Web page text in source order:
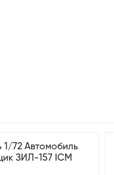
72 Автомобиль
ЗИЛ-157 ICM